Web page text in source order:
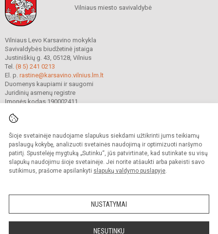
Šioje svetainėje naudojame slapukus siekdami užtikrinti jums teikiamų
paslaugų kokybę, analizuoti svetainės naudojimą ir optimizuoti naršymo
patirtį. Spustelėję mygtuką „Sutinku“, jūs patvirtinate, kad sutinkate su visų
slapukų naudojimu šioje svetainėje. Jei norite atšaukti arba pakeisti savo
sutikimus, prašome apsilankyti slapukų valdymo puslapyje.
NUSTATYMAI
NESUTINKU
Vilniaus miesto savivaldybė
Vilniaus Levo Karsavino mokykla
Savivaldybės biudžetinė įstaiga
Justiniškių g. 43, 05128, Vilnius
Tel. (8 5) 241 0213
El. p. rastine@karsavino.vilnius.lm.lt
Duomenys kaupiami ir saugomi
Juridinių asmenų registre
Įmonės kodas 190002411
© 2022. Vilniaus Levo Karsavino mokykla. Visos teisės saugomos.
Kopijuoti turinį be raštiško gimnazijos sutikimo griežtai draudžiama.
Prieinamumo paraiška Slapukų valdymas
Sumanus būdas atnaujinti